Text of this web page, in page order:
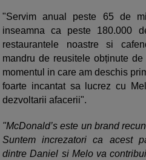
"Servim anual peste 65 de
inseamna ca peste 180.000
restaurantele noastre si
mandru de reusitele obținute
momentul in care am deschis
foarte incantat sa lucrez cu
dezvoltarii afacerii".
"McDonald’s este un brand
Suntem increzatori ca acest
dintre Daniel si Melo va